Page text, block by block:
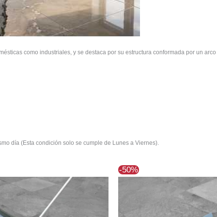
como industriales, y se destaca por su estructura conformada por un
día (Esta condición solo se cumple de Lunes a Viernes).
precio
era:
precio
actual
$71.585.
-50%
precio precio
actual
es:
$35.015.